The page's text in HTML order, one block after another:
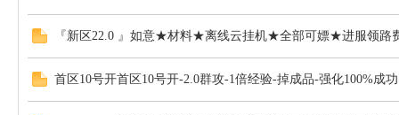
『新区22.0 』如意★材料★离线云挂机★全部可嫖★进服领路
首区10号开首区10号开-2.0群攻-1倍经验-掉成品-强化100%成功